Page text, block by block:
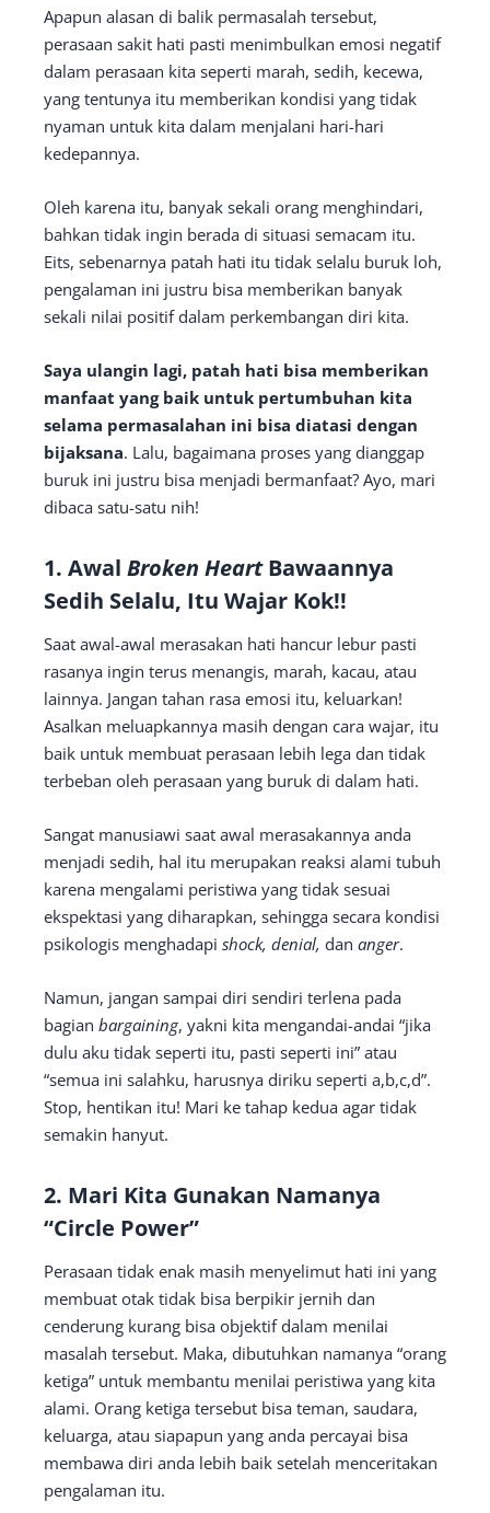
Apapun alasan di balik permasalah tersebut,
perasaan sakit hati pasti menimbulkan emosi negatif
dalam perasaan kita seperti marah, sedih, kecewa,
yang tentunya itu memberikan kondisi yang tidak
nyaman untuk kita dalam menjalani hari-hari
kedepannya.
Oleh karena itu, banyak sekali orang menghindari,
bahkan tidak ingin berada di situasi semacam itu.
Eits, sebenarnya patah hati itu tidak selalu buruk loh,
pengalaman ini justru bisa memberikan banyak
sekali nilai positif dalam perkembangan diri kita.
Saya ulangin lagi, patah hati bisa memberikan
manfaat yang baik untuk pertumbuhan kita
selama permasalahan ini bisa diatasi dengan
bijaksana. Lalu, bagaimana proses yang dianggap
buruk ini justru bisa menjadi bermanfaat? Ayo, mari
dibaca satu-satu nih!
1. Awal Broken HeartBawaannya
Sedih Selalu, Itu Wajar Kok!!
Saat awal-awal merasakan hati hancur lebur pasti
rasanya ingin terus menangis, marah, kacau, atau
lainnya. Jangan tahan rasa emosi itu, keluarkan!
Asalkan meluapkannya masih dengan cara wajar, itu
baik untuk membuat perasaan lebih lega dan tidak
terbeban oleh perasaan yang buruk di dalam hati.
Sangat manusiawi saat awal merasakannya anda
menjadi sedih, hal itu merupakan reaksi alami tubuh
karena mengalami peristiwa yang tidak sesuai
ekspektasi yang diharapkan, sehingga secara kondisi
psikologis menghadapi shock, denial, dan anger.
Namun, jangan sampai diri sendiri terlena pada
bagian bargaining, yakni kita mengandai-andai “jika
dulu aku tidak seperti itu, pasti seperti ini” atau
“semua ini salahku, harusnya diriku seperti a,b,c,d”.
Stop, hentikan itu! Mari ke tahap kedua agar tidak
semakin hanyut.
2. Mari Kita Gunakan Namanya
“Circle Power”
Perasaan tidak enak masih menyelimut hati ini yang
membuat otak tidak bisa berpikir jernih dan
cenderung kurang bisa objektif dalam menilai
masalah tersebut. Maka, dibutuhkan namanya “orang
ketiga” untuk membantu menilai peristiwa yang kita
alami. Orang ketiga tersebut bisa teman, saudara,
keluarga, atau siapapun yang anda percayai bisa
membawa diri anda lebih baik setelah menceritakan
pengalaman itu.